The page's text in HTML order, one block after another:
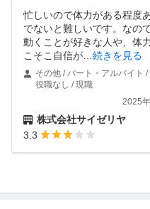
忙しいので体力がある程度
でないと難しいです。なの
動くことが好きな人や、体
こそこ自信が
続きを見る
その他 / パート・アルバイト /
役職なし / 現職
2025
株式会社サイゼリヤ
3.3